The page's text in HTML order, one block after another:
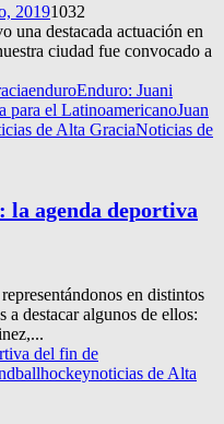
20191032
una destacada actuación en
ciudad fue convocado a
enduroEnduro: Juani
para el LatinoamericanoJuan
de Alta GraciaNoticias de
la agenda deportiva
en distintos
a destacar algunos de ellos:
del fin de
hockeynoticias de Alta